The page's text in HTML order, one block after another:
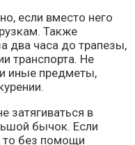
если вместо него
Также
два часа до трапезы,
транспорта. Не
иные предметы,
затягиваться в
бычок. Если
то без помощи